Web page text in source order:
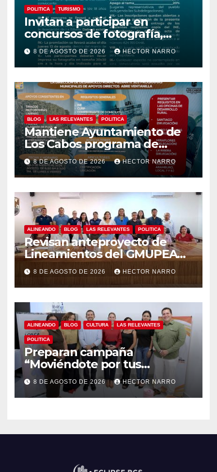
POLITICA TURISMO
Invitan a participar en
concursos de fotografía,
canto y pintura de las Fiestas
Tradicionales La Ribera 2026
8 DE AGOSTO DE 2026 HECTOR NARRO
BLOG LAS RELEVANTES POLITICA
Mantiene Ayuntamiento de
Los Cabos programa de
apoyos para agricultores,
ganaderos y apicultores
8 DE AGOSTO DE 2026 HECTOR NARRO
ALINEANDO BLOG LAS RELEVANTES POLITICA
Revisan anteproyecto de
Lineamientos del GMUPEA
en Los Cabos
8 DE AGOSTO DE 2026 HECTOR NARRO
ALINEANDO BLOG CULTURA LAS RELEVANTES
POLITICA
Preparan campaña
“Moviéndote por tus
Derechos 2026” para
fortalecer la promoción y
protección de los derechos
8 DE AGOSTO DE 2026 HECTOR NARRO